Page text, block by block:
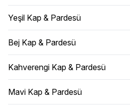
Yeşil Kap & Pardesü
Bej Kap & Pardesü
Kahverengi Kap & Pardesü
Mavi Kap & Pardesü